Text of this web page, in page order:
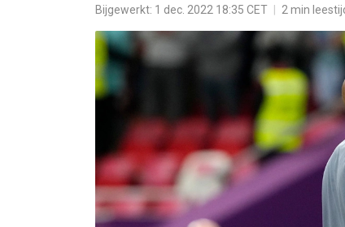
Bijgewerkt: 1 dec. 2022 18:35 CET 2 min